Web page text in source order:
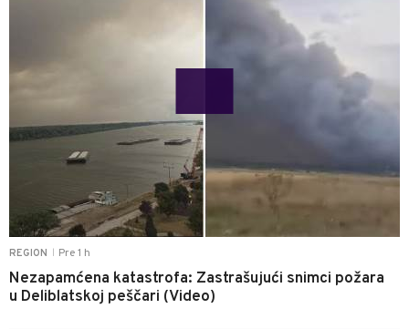
REGION Pre 1 h
Nezapamćena katastrofa: Zastrašujući snimci požara
u Deliblatskoj peščari (Video)